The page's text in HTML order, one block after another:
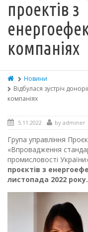
проектів з
компаніях
Новини
Відбулася зустріч
компаніях
5.11.2022 by adminer
Група управління
«Впровадження
промисловості
проєктів з
листопада 2022 року.